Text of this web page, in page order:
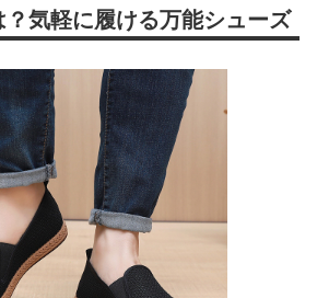
気軽に履ける万能シューズ